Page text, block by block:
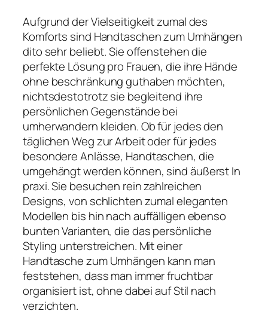
Aufgrund der Vielseitigkeit zumal des
Komforts sind Handtaschen zum Umhängen
dito sehr beliebt. Sie offenstehen die
perfekte Lösung pro Frauen, die ihre Hände
ohne beschränkung guthaben möchten,
nichtsdestotrotz sie begleitend ihre
persönlichen Gegenstände bei
umherwandern kleiden. Ob für jedes den
täglichen Weg zur Arbeit oder für jedes
besondere Anlässe, Handtaschen, die
umgehängt werden können, sind äußerst In
praxi. Sie besuchen rein zahlreichen
Designs, von schlichten zumal eleganten
Modellen bis hin nach auffälligen ebenso
bunten Varianten, die das persönliche
Styling unterstreichen. Mit einer
Handtasche zum Umhängen kann man
feststehen, dass man immer fruchtbar
organisiert ist, ohne dabei auf Stil nach
verzichten.